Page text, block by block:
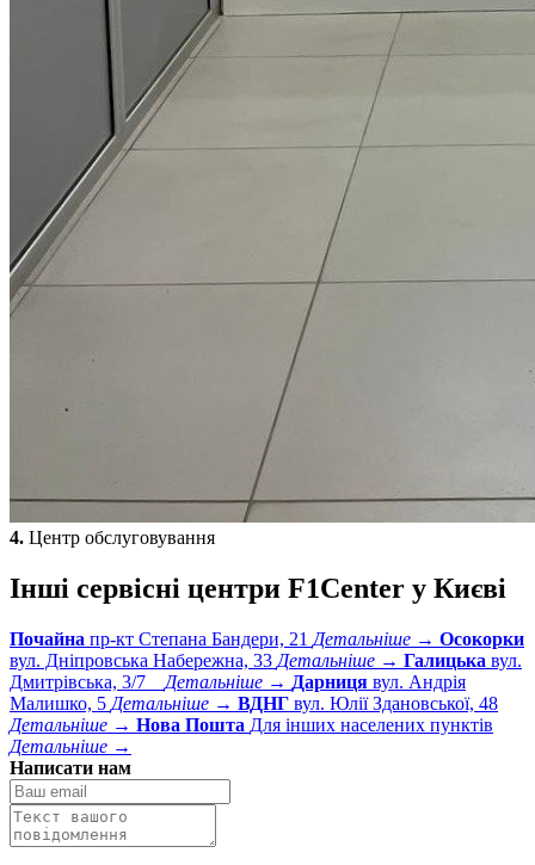
4. Центр обслуговування
Інші сервісні центри F1Center у Києві
Почайна пр-кт Степана Бандери, 21 Детальніше → Осокорки
вул. Дніпровська Набережна, 33 Детальніше → Галицька вул.
Дмитрiвська, 3/7
Детальніше → Дарниця вул. Андрія
Малишко, 5 Детальніше → ВДНГ вул. Юлії Здановської, 48
Детальніше → Нова Пошта Для інших населених пунктів
Детальніше →
Написати нам